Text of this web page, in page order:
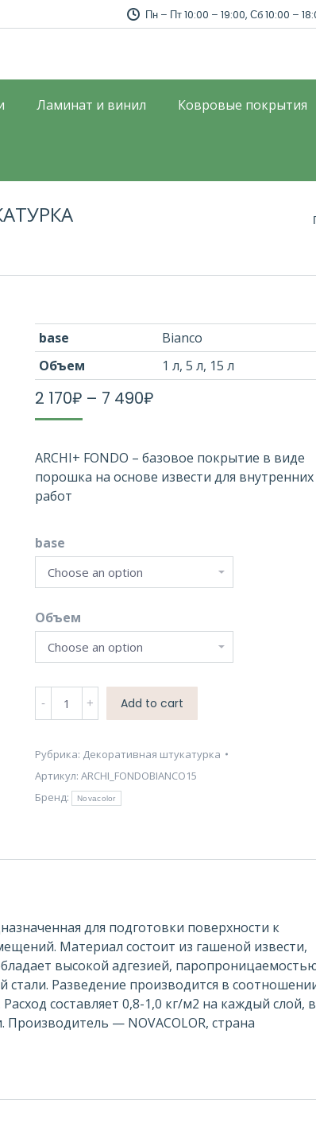
Пн – Пт 10:00 – 19:00, Сб 10:00 –
Ламинат и винил Ковровые покрытия
base
Bianco
Объем
1 л, 5 л, 15 л
2 170₽ – 7 490₽
ARCHI+ FONDO – базовое покрытие в виде
порошка на основе извести для внутренних
работ
base
Объем
Fondo
декоративная
штукатурка
Novacolor
Add to cart
Рубрика: Декоративная штукатурка
Артикул: ARCHI_FONDOBIANCO15
Бренд:
Novacolor
для подготовки поверхности к
Материал состоит из гашеной извести,
высокой адгезией,
Разведение производится в
составляет 0,8-1,0 кг/м2 на каждый слой, в
— NOVACOLOR, страна